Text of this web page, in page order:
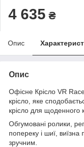
4 635 ₴
Опис
Опис
Офісне Крісло VR
крісло, яке
крісло для щоденного
Обгумовані ролики,
попереку і шиї, виїзна
зручним.